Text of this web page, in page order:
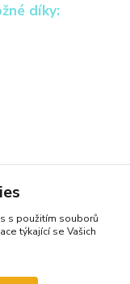
díky:
s použitím souborů
týkající se Vašich